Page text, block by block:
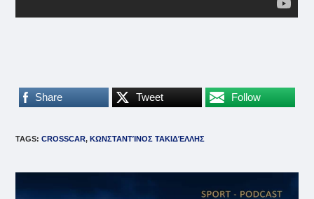
Share Tweet Follow
TAGS:CROSSCAR, ΚΩΝΣΤΑΝΤΊΝΟΣ ΤΑΚΙΔΈΛΛΗΣ